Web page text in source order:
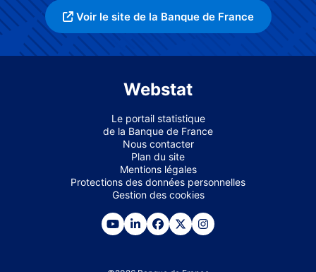
Voir le site de la Banque de France
Webstat
Le portail statistique
de la Banque de France
Nous contacter
Plan du site
Mentions légales
Protections des données personnelles
Gestion des cookies